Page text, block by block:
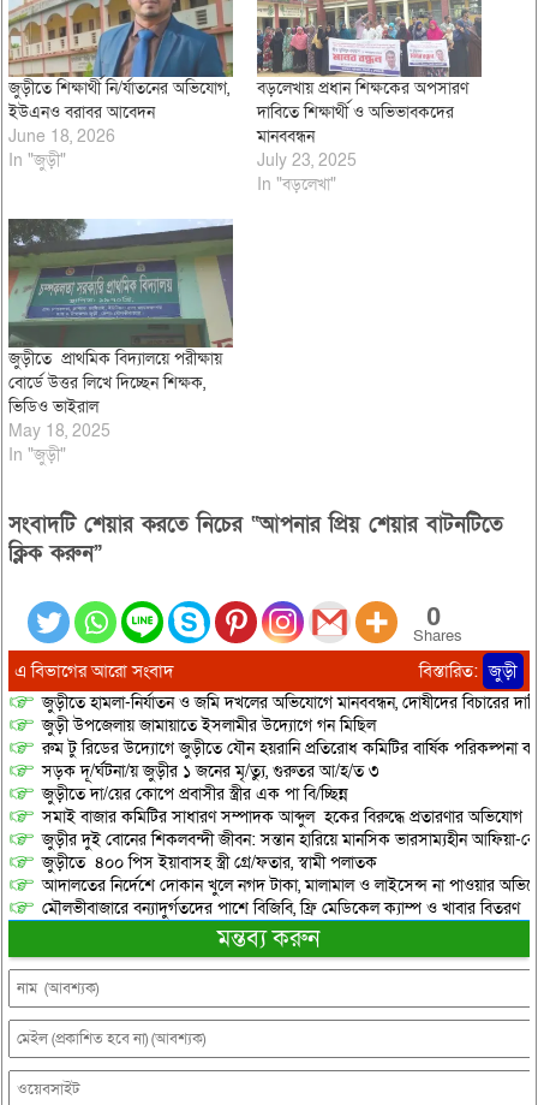
জুড়ীতে শিক্ষার্থী নি/র্যাতনের অভিযোগ,
ইউএনও বরাবর আবেদন
June 18, 2026
In "জুড়ী"
বড়লেখায় প্রধান শিক্ষকের অপসারণ
দাবিতে শিক্ষার্থী ও অভিভাবকদের
মানববন্ধন
July 23, 2025
In "বড়লেখা"
জুড়ীতে প্রাথমিক বিদ্যালয়ে পরীক্ষায়
বোর্ডে উত্তর লিখে দিচ্ছেন শিক্ষক,
ভিডিও ভাইরাল
May 18, 2025
In "জুড়ী"
সংবাদটি শেয়ার করতে নিচের “আপনার প্রিয় শেয়ার বাটনটিতে
ক্লিক করুন”
0
Shares
এ বিভাগের আরো সংবাদ বিস্তারিত: জুড়ী
জুড়ীতে হামলা-নির্যাতন ও জমি দখলের অভিযোগে মানববন্ধন, দোষীদের বিচারের দাবি
জুড়ী উপজেলায় জামায়াতে ইসলামীর উদ্যোগে গন মিছিল
রুম টু রিডের উদ্যোগে জুড়ীতে যৌন হয়রানি প্রতিরোধ কমিটির বার্ষিক পরিকল্পনা
সড়ক দূ/র্ঘটনা/য় জুড়ীর ১ জনের মৃ/ত্যু, গুরুতর আ/হ/ত ৩
জুড়ীতে দা/য়ের কোপে প্রবাসীর স্ত্রীর এক পা বি/চ্ছিন্ন
সমাই বাজার কমিটির সাধারণ সম্পাদক আব্দুল হকের বিরুদ্ধে প্রতারণার অভিযোগ
জুড়ীর দুই বোনের শিকলবন্দী জীবন: সন্তান হারিয়ে মানসিক ভারসাম্যহীন আফিয়া-
জুড়ীতে ৪০০ পিস ইয়াবাসহ স্ত্রী গ্রে/ফতার, স্বামী পলাতক
আদালতের নির্দেশে দোকান খুলে নগদ টাকা, মালামাল ও লাইসেন্স না পাওয়ার
মৌলভীবাজারে বন্যাদুর্গতদের পাশে বিজিবি, ফ্রি মেডিকেল ক্যাম্প ও খাবার বিতরণ
মন্তব্য করুন